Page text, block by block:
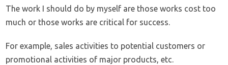
The work I should do by myself are those works cost too
much or those works are critical for success.
For example, sales activities to potential customers or
promotional activities of major products, etc.